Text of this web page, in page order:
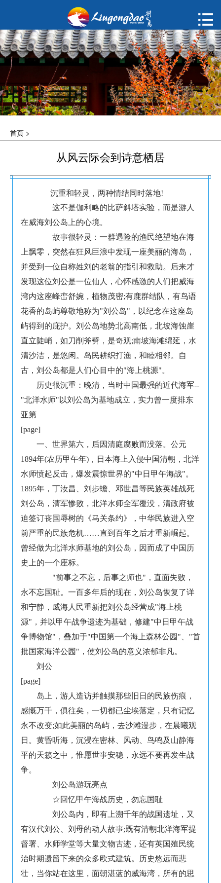
购票
概况
动态
指南
建议
한국어

首页 >
从风云际会到诗意栖居
沉重和轻灵，两种情结同时落地!
这不是伽利略的比萨斜塔实验，而是游人
在威海刘公岛上的心境。
故事很轻灵：一群遇险的渔民绝望地在海
上飘零，突然在狂风巨浪中发现一座美丽的海岛，
并受到一位自称姓刘的老翁的指引和救助。后来才
发现这位刘公是一位仙人，心怀感激的人们把威海
湾内这座峰峦舒婉，植物茂密;有鹿群结队，有鸟语
花香的岛屿尊敬地称为"刘公岛"，以纪念在这座岛
屿得到的庇护。刘公岛地势北高南低，北坡海蚀崖
直立陡峭，如刀削斧劈，是奇观;南坡海滩绵延，水
清沙洁，是悠闲。岛民耕织打渔，和睦相邻。自
古，刘公岛都是人们心目中的"海上桃源"。
历史很沉重：晚清，当时中国最强的近代海军--
"北洋水师"以刘公岛为基地成立，实力曾一度排东
亚第
[page]
一、世界第六，后因清庭腐败而没落。公元
1894年(农历甲午年)，日本海上入侵中国清朝，北洋
水师愤起反击，爆发震惊世界的"中日甲午海战"。
1895年，丁汝昌、刘步蟾、邓世昌等民族英雄战死
刘公岛，清军惨败，北洋水师全军覆没，清政府被
迫签订丧国辱树的《马关条约》，中华民族进入空
前严重的民族危机……直到百年之后才重新崛起。
曾经做为北洋水师基地的刘公岛，因而成了中国历
史上的一个座标。
"前事之不忘，后事之师也"，直面失败，
永不忘国耻。一百多年后的现在，刘公岛恢复了详
和宁静，威海人民重新把刘公岛经营成"海上桃
源"，并以甲午战争遗迹为基础，修建"中日甲午战
争博物馆"，叠加于"中国第一个海上森林公园"、"首
批国家海洋公园"，使刘公岛的意义浓郁非凡。
刘公
[page]
岛上，游人造访并触摸那些旧日的民族伤痕，
感慨万千，俱往矣，一切都已尘埃落定，只有记忆
永不改变;如此美丽的岛屿，去沙滩漫步，在晨曦观
日。黄昏听海，沉浸在密林、风动、鸟鸣及山静海
平的天籁之中，惟愿世事安稳，永远不要再发生战
争。
刘公岛游玩亮点
☆回忆甲午海战历史，勿忘国耻
刘公岛内，即有上溯千年的战国遗址，又
有汉代刘公、刘母的动人故事;既有清朝北洋海军提
督署、水师学堂等大量文物古迹，还有英国殖民统
治时期遗留下来的众多欧式建筑。历史悠远而悲
壮，当你站在这里，面朝湛蓝的威海湾，所有的思